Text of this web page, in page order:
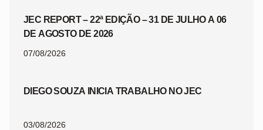
JEC REPORT – 22ª EDIÇÃO – 31 DE JULHO A 06
DE AGOSTO DE 2026
07/08/2026
DIEGO SOUZA INICIA TRABALHO NO JEC
03/08/2026